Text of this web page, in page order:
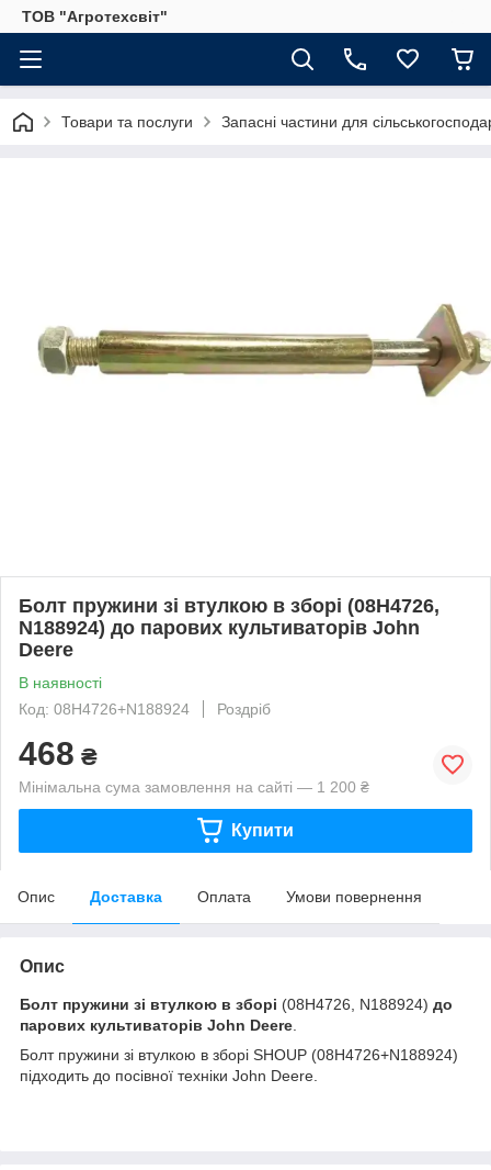
ТОВ "Агротехсвіт"
Товари та послуги Запасні частини для
Болт пружини зі втулкою в зборі (08H4726,
N188924) до парових культиваторів John
Deere
В наявності
Код: 08H4726+N188924
Роздріб
468 ₴
Мінімальна сума замовлення на сайті — 1 200 ₴
Купити
Опис Доставка Оплата Умови повернення
Опис
Болт пружини зі втулкою в зборі (08H4726, N188924) до
парових культиваторів John Deere
Болт пружини зі втулкою в зборі SHOUP (08H4726+N188924)
підходить до посівної техніки John Deere.